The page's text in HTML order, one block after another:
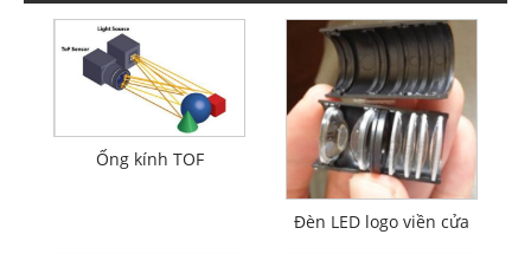
Ống kính TOF
Đèn LED logo viền cửa